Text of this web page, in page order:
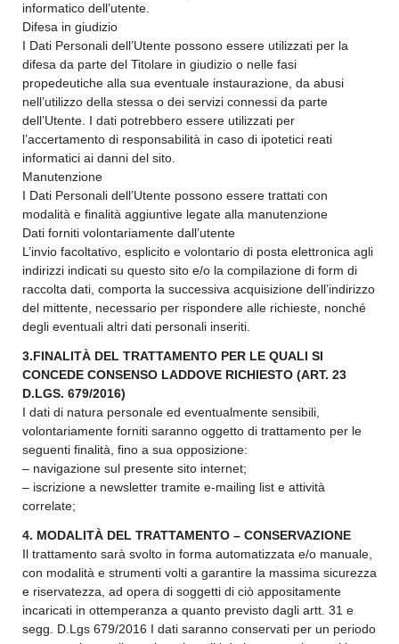
informatico dell’utente.
Difesa in giudizio
I Dati Personali dell’Utente possono essere utilizzati per la
difesa da parte del Titolare in giudizio o nelle fasi
propedeutiche alla sua eventuale instaurazione, da abusi
nell’utilizzo della stessa o dei servizi connessi da parte
dell’Utente. I dati potrebbero essere utilizzati per
l’accertamento di responsabilità in caso di ipotetici reati
informatici ai danni del sito.
Manutenzione
I Dati Personali dell’Utente possono essere trattati con
modalità e finalità aggiuntive legate alla manutenzione
Dati forniti volontariamente dall’utente
L’invio facoltativo, esplicito e volontario di posta elettronica agli
indirizzi indicati su questo sito e/o la compilazione di form di
raccolta dati, comporta la successiva acquisizione dell’indirizzo
del mittente, necessario per rispondere alle richieste, nonché
degli eventuali altri dati personali inseriti.
3.FINALITÀ DEL TRATTAMENTO PER LE QUALI SI
CONCEDE CONSENSO LADDOVE RICHIESTO (ART. 23
D.LGS. 679/2016)
I dati di natura personale ed eventualmente sensibili,
volontariamente forniti saranno oggetto di trattamento per le
seguenti finalità, fino a sua opposizione:
– navigazione sul presente sito internet;
– iscrizione a newsletter tramite e-mailing list e attività
correlate;
4. MODALITÀ DEL TRATTAMENTO – CONSERVAZIONE
Il trattamento sarà svolto in forma automatizzata e/o manuale,
con modalità e strumenti volti a garantire la massima sicurezza
e riservatezza, ad opera di soggetti di ciò appositamente
incaricati in ottemperanza a quanto previsto dagli artt. 31 e
segg. D.Lgs 679/2016 I dati saranno conservati per un periodo